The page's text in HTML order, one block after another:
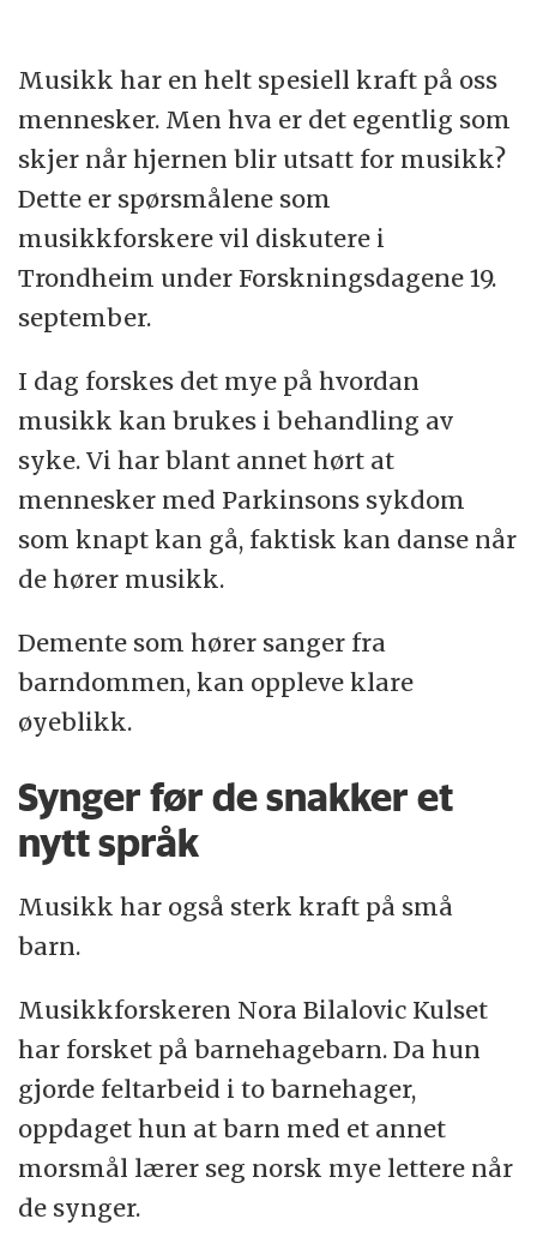
Musikk har en helt spesiell kraft på oss
mennesker. Men hva er det egentlig som
skjer når hjernen blir utsatt for musikk?
Dette er spørsmålene som
musikkforskere vil diskutere i
Trondheim under Forskningsdagene 19.
september.
I dag forskes det mye på hvordan
musikk kan brukes i behandling av
syke. Vi har blant annet hørt at
mennesker med Parkinsons sykdom
som knapt kan gå, faktisk kan danse når
de hører musikk.
Demente som hører sanger fra
barndommen, kan oppleve klare
øyeblikk.
Synger før de snakker et
nytt språk
Musikk har også sterk kraft på små
barn.
Musikkforskeren Nora Bilalovic Kulset
har forsket på barnehagebarn. Da hun
gjorde feltarbeid i to barnehager,
oppdaget hun at barn med et annet
morsmål lærer seg norsk mye lettere når
de synger.